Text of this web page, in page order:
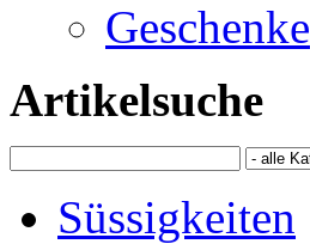
Geschenke
Artikelsuche
Süssigkeiten